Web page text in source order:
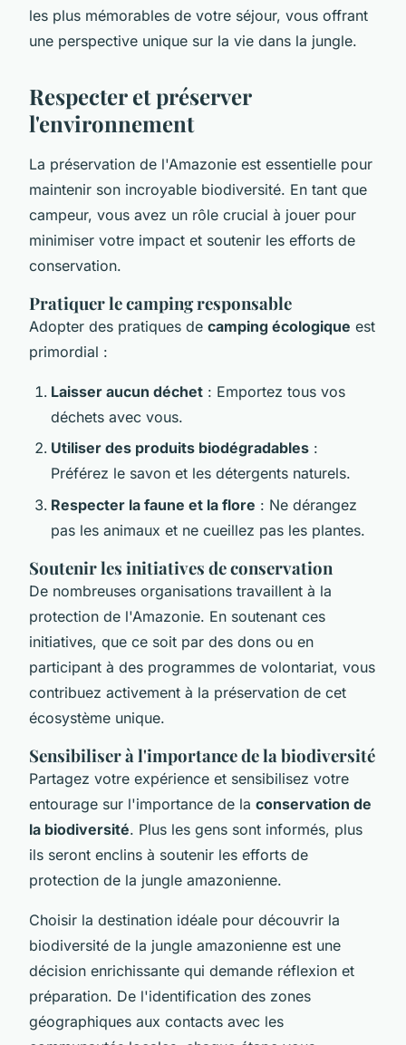
les plus mémorables de votre séjour, vous offrant
une perspective unique sur la vie dans la jungle.
Respecter et préserver
l'environnement
La préservation de l'Amazonie est essentielle pour
maintenir son incroyable biodiversité. En tant que
campeur, vous avez un rôle crucial à jouer pour
minimiser votre impact et soutenir les efforts de
conservation.
Pratiquer le camping responsable
Adopter des pratiques de camping écologique est
primordial :
Laisser aucun déchet : Emportez tous vos
déchets avec vous.
Utiliser des produits biodégradables :
Préférez le savon et les détergents naturels.
Respecter la faune et la flore : Ne dérangez
pas les animaux et ne cueillez pas les plantes.
Soutenir les initiatives de conservation
De nombreuses organisations travaillent à la
protection de l'Amazonie. En soutenant ces
initiatives, que ce soit par des dons ou en
participant à des programmes de volontariat, vous
contribuez activement à la préservation de cet
écosystème unique.
Sensibiliser à l'importance de la biodiversité
Partagez votre expérience et sensibilisez votre
entourage sur l'importance de la conservation de
la biodiversité. Plus les gens sont informés, plus
ils seront enclins à soutenir les efforts de
protection de la jungle amazonienne.
Choisir la destination idéale pour découvrir la
biodiversité de la jungle amazonienne est une
décision enrichissante qui demande réflexion et
préparation. De l'identification des zones
géographiques aux contacts avec les